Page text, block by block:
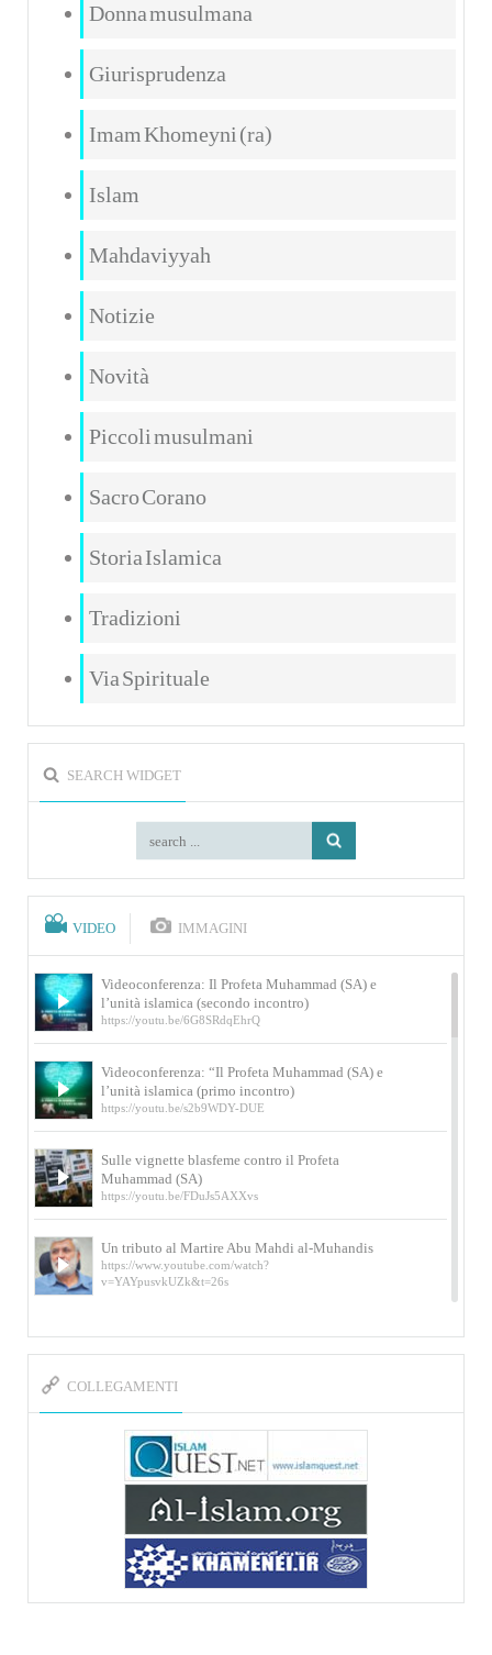
Donna musulmana
Giurisprudenza
Imam Khomeyni (ra)
Islam
Mahdaviyyah
Notizie
Novità
Piccoli musulmani
Sacro Corano
Storia Islamica
Tradizioni
Via Spirituale
SEARCH WIDGET
VIDEO IMMAGINI
Videoconferenza: Il Profeta Muhammad (SA) e
l’unità islamica (secondo incontro)
https://youtu.be/6G8SRdqEhrQ
Videoconferenza: “Il Profeta Muhammad (SA) e
l’unità islamica (primo incontro)
https://youtu.be/s2b9WDY-DUE
Sulle vignette blasfeme contro il Profeta
Muhammad (SA)
https://youtu.be/FDuJs5AXXvs
Un tributo al Martire Abu Mahdi al-Muhandis
https://www.youtube.com/watch?
v=YAYpusvkUZk&t=26s
L’Abluzione rituale (wudu) secondo l’Imam Alì
e l’Imam Khomeini
della figlia di un martire
https://www.youtube.com/watch?
v=-5nPSxbf9l0&t=103s
Sheykh Abbas Di Palma sui martiri Qassem
Soleimani e Abu Mahdi Al-Muhandis
https://youtu.be/Y6SIP2PIht4 Video del discorso tenuto
dallo Sheykh Abbas Di Palma in ...
COLLEGAMENTI